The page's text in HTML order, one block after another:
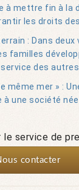
à mettre fin à la
les droits des
: Dans deux
familles
des autres
même mer » :
à une société
service de
contacter